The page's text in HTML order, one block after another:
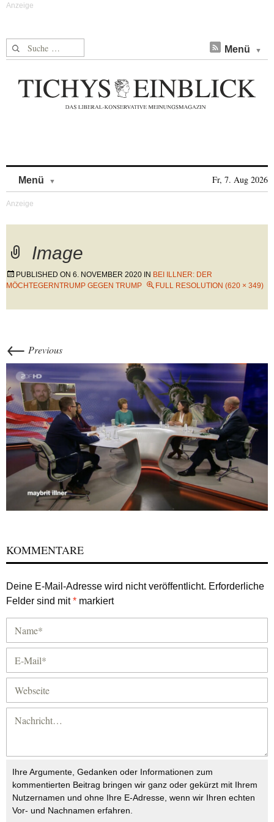
Suche nach: Menü
Menü Fr, 7. Aug 2026
Image
PUBLISHED ON 6. NOVEMBER 2020 IN BEI ILLNER: DER
MÖCHTEGERNTRUMP GEGEN TRUMP
FULL RESOLUTION (620 × 349)
← Previous
KOMMENTARE
Deine E-Mail-Adresse wird nicht veröffentlicht. Erforderliche
Felder sind mit* markiert
Ihre Argumente, Gedanken oder Informationen zum
kommentierten Beitrag bringen wir ganz oder gekürzt mit Ihrem
Nutzernamen und ohne Ihre E-Adresse, wenn wir Ihren echten
Vor- und Nachnamen erfahren.